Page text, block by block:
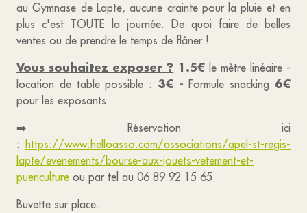
au Gymnase de Lapte, aucune crainte pour la pluie et en
plus c'est TOUTE la journée. De quoi faire de belles
ventes ou de prendre le temps de flâner !
Vous souhaitez exposer ? 1.5€le mètre linéaire -
location de table possible : 3€ -Formule snacking 6€
pour les exposants.
➡️ Réservation ici
: https://www.helloasso.com/associations/apel-st-regis-
lapte/evenements/bourse-aux-jouets-vetement-et-
puericulture ou par tel au 06 89 92 15 65
Buvette sur place.